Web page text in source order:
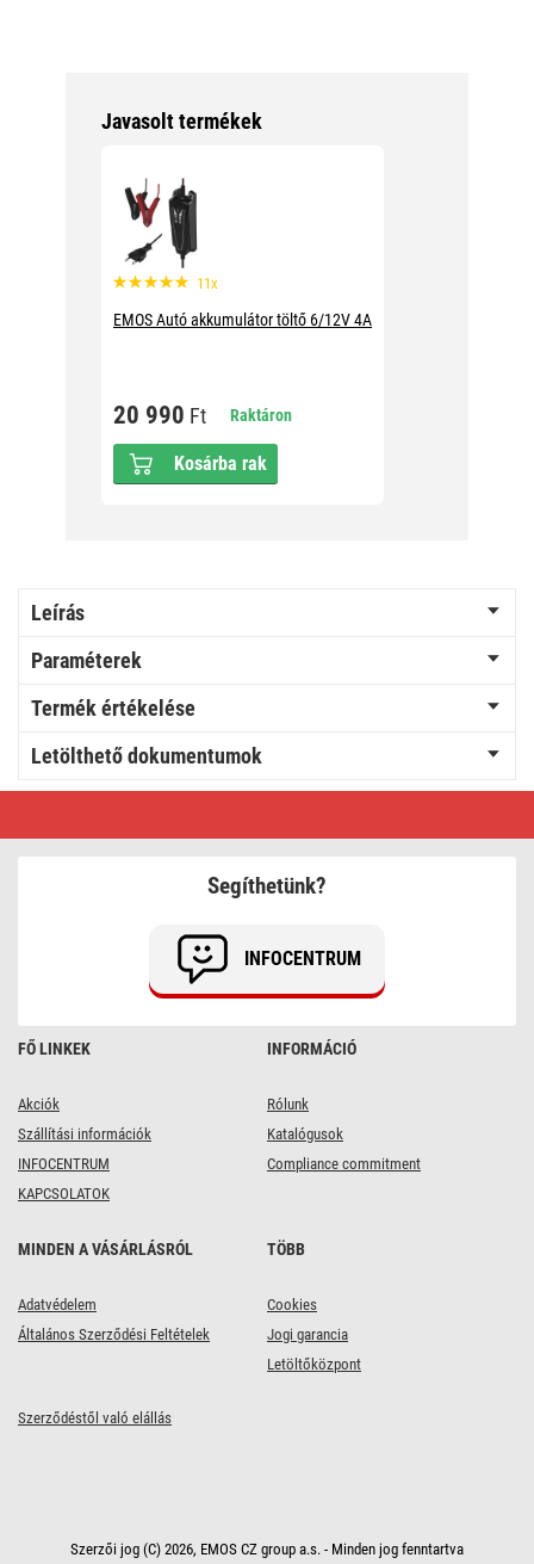
Javasolt termékek
11x
EMOS Autó akkumulátor töltő 6/12V 4A
20 990 Ft Raktáron
Kosárba rak
Leírás
Paraméterek
Termék értékelése
Letölthető dokumentumok
FŐ LINKEK
Akciók
Szállítási információk
INFOCENTRUM
KAPCSOLATOK
INFORMÁCIÓ
Rólunk
Katalógusok
Compliance commitment
MINDEN A VÁSÁRLÁSRÓL
Adatvédelem
Általános Szerződési Feltételek
TÖBB
Cookies
Jogi garancia
Letöltőközpont
Szerződéstől való elállás
Segíthetünk?
INFOCENTRUM
Szerzői jog (C) 2026, EMOS CZ group a.s. - Minden jog fenntartva